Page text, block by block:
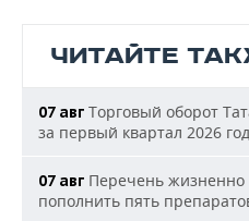
ЧИТАЙТЕ
07 авг Торговый оборот
за первый квартал 2026
07 авг Перечень жизненно
пополнить пять